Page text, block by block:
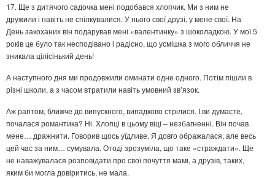
17. Ще з дитячого садочка мені подобався хлопчик. Ми з ним не
дружили і навіть не спілкувалися. У нього свої друзі, у мене свої. На
День закоханих він подарував мені «валентинку» з шоколадкою. У мої 5
років це було так несподівано і радісно, що усмішка з мого обличчя не
зникала цілісінький день!
А наступного дня ми продовжили оминати одне одного. Потім пішли в
різні школи, а з часом втратили навіть умовний зв’язок.
Аж раптом, ближче до випускного, випадково стрілися. І ви думаєте,
почалася романтика? Ні. Хлопці в цьому віці – незбагненні. Він почав
мене… дражнити. Говорив щось уїдливе. Я довго ображалася, але весь
цей час за ним… сумувала. Отоді зрозуміла, що таке «страждати». Ще
не наважувалася розповідати про свої почуття мамі, а друзів, таких,
яким би могла довіритись, не мала.